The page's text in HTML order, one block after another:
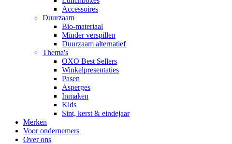
Accessoires
Duurzaam
Bio-materiaal
Minder verspillen
Duurzaam alternatief
Thema's
OXO Best Sellers
Winkelpresentaties
Pasen
Asperges
Inmaken
Kids
Sint, kerst & eindejaar
Merken
Voor ondernemers
Over ons